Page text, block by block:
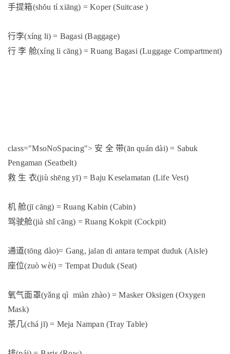
手提箱(shŏu tí xiāng) = Koper (Suitcase )
行李(xíng li) = Bagasi (Baggage)
行 李 舱(xíng li cāng) = Ruang Bagasi (Luggage Compartment)
class="MsoNoSpacing"> 安 全带(ān quán dài) = Sabuk
Pengaman (Seatbelt)
救 生 衣(jiù shēng yī) = Baju Keselamatan (Life Vest)
机 舱(jī cāng) = Ruang Kabin (Cabin)
驾驶舱(jià shǐ cāng) = Ruang Kokpit (Cockpit)
通道(tōng dào)= Gang, jalan di antara tempat duduk (Aisle)
座位(zuò wèi) = Tempat Duduk (Seat)
氧气面罩(yǎng qì miàn zhào) = Masker Oksigen (Oxygen
Mask)
茶几(chá jī) = Meja Nampan (Tray Table)